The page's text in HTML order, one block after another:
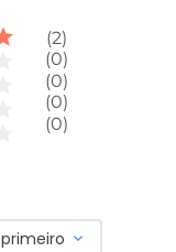
2
0
0
0
0